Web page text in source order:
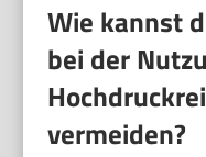
Wie kannst
bei der
vermeiden?